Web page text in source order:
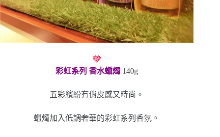
彩虹系列 香水蠟燭 140g
五彩繽紛有俏皮感又時尚。
蠟燭加入低調奢華的彩虹系列香氛。